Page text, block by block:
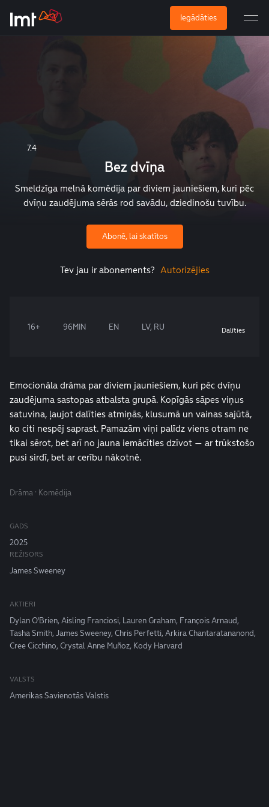
Iegādāties
7.4
Bez dvīņa
Smeldzīga melnā komēdija par diviem jauniešiem, kuri pēc
dvīņu zaudējuma sērās rod savādu, dziedinošu tuvību.
Abonē, lai skatītos
Tev jau ir abonements? Autorizējies
16+ 96MIN EN LV, RU Dalīties
Emocionāla drāma par diviem jauniešiem, kuri pēc dvīņu
zaudējuma sastopas atbalsta grupā. Kopīgās sāpes viņus
satuvina, ļaujot dalīties atmiņās, klusumā un vainas sajūtā,
ko citi nespēj saprast. Pamazām viņi palīdz viens otram ne
tikai sērot, bet arī no jauna iemācīties dzīvot — ar trūkstošo
pusi sirdī, bet ar cerību nākotnē.
Drāma · Komēdija
GADS
2025
REŽISORS
James Sweeney
AKTIERI
Dylan O'Brien, Aisling Franciosi, Lauren Graham, François Arnaud,
Tasha Smith, James Sweeney, Chris Perfetti, Arkira Chantaratananond,
Cree Cicchino, Crystal Anne Muñoz, Kody Harvard
VALSTS
Amerikas Savienotās Valstis